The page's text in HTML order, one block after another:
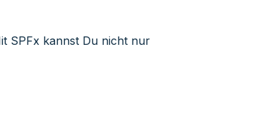
SPFx kannst Du nicht nur